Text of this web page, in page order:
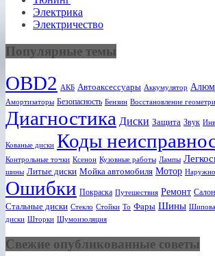
Электрика
Электричество
Популярные темы
OBD2 АКБ Автоаксессуары Аккумулятор
Амортизаторы Безопасность Бензин Восстановление
Диагностика Диски Защита Звук
Кованые диски Коды
Контрольные точки Ксенон Кузовные работы Лампы
шины Литые диски Мойка автомобиля Мотор
Ошибки Покраска Путешествия Ремонт Салон
Стальные диски Стекло Стойки То Фары Шины
диски Шторки Шумоизоляция
Свежие опубликованные советы